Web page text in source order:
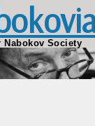
Nabokov Society